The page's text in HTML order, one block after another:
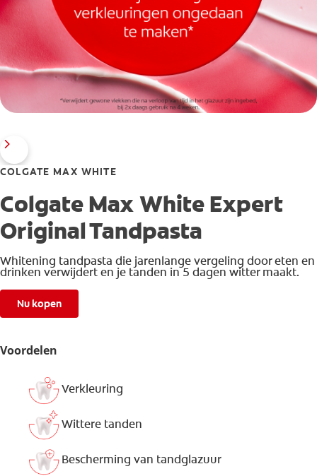
COLGATE MAX WHITE
Colgate Max White Expert
Original Tandpasta
Whitening tandpasta die jarenlange vergeling door eten en
drinken verwijdert en je tanden in 5 dagen witter maakt.
Nu kopen
Voordelen
Verkleuring
Wittere tanden
Bescherming van tandglazuur